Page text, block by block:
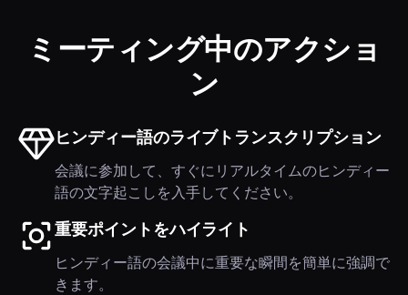
ミーティング中のアクショ
ン
ヒンディー語のライブトランスクリプション
会議に参加して、すぐにリアルタイムのヒンディー
語の文字起こしを入手してください。
重要ポイントをハイライト
ヒンディー語の会議中に重要な瞬間を簡単に強調で
きます。